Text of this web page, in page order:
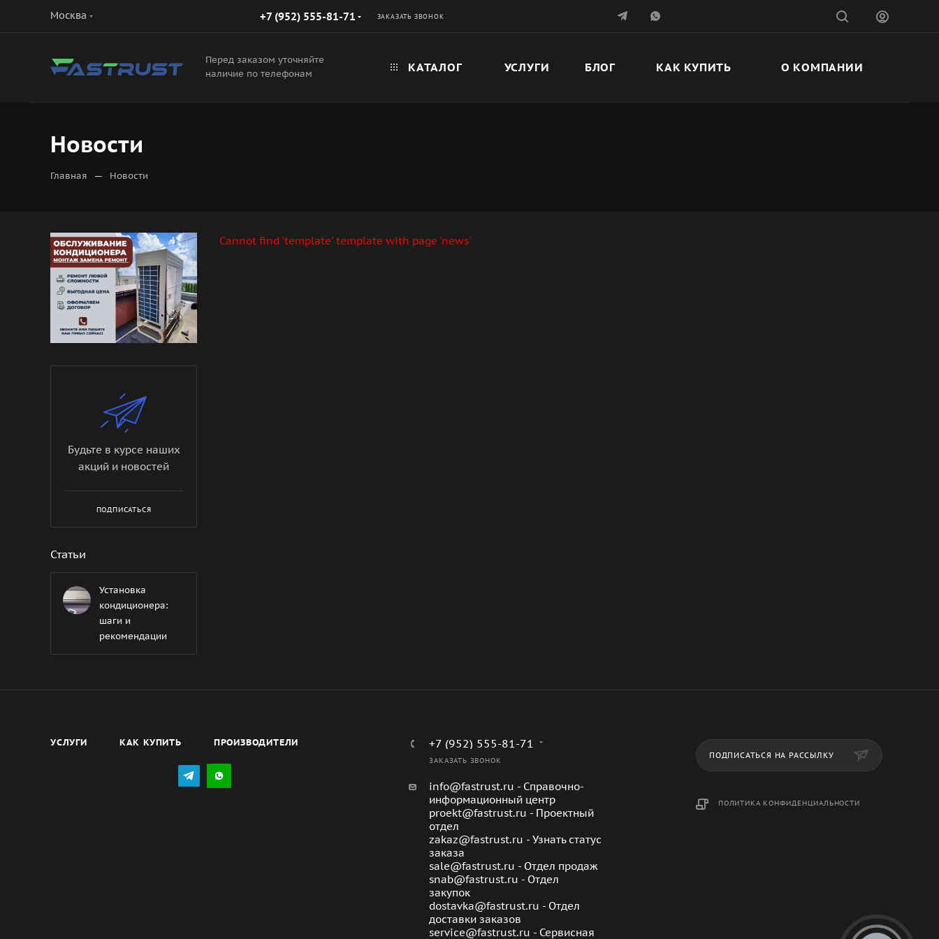
Москва +7 (952) 555-81-71 ЗАКАЗАТЬ ЗВОНОК
Перед заказом уточняйте
наличие по телефонам
КАТАЛОГ УСЛУГИ БЛОГ КАК КУПИТЬ О КОМПАНИИ
Новости
Главная — Новости
Cannot find 'template' template with page 'news'
Будьте в курсе наших
акций и новостей
ПОДПИСАТЬСЯ
Статьи
Установка
кондиционера:
шаги и
рекомендации
УСЛУГИ КАК КУПИТЬ ПРОИЗВОДИТЕЛИ +7 (952) 555-81-71
ЗАКАЗАТЬ ЗВОНОК
info@fastrust.ru - Справочно-
информационный центр
proekt@fastrust.ru - Проектный
отдел
zakaz@fastrust.ru - Узнать статус
заказа
sale@fastrust.ru - Отдел продаж
snab@fastrust.ru - Отдел
закупок
dostavka@fastrust.ru - Отдел
доставки заказов
service@fastrust.ru - Сервисная
ПОДПИСАТЬСЯ НА РАССЫЛКУ
ПОЛИТИКА КОНФИДЕНЦИАЛЬНОСТИ